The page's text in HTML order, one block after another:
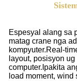
Espesyal alang sa
matag crane nga
kompyuter.Real-
layout, posisyon
computer.Ipakita
load moment, wind